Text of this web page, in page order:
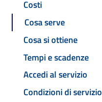
Costi
Cosa serve
Cosa si ottiene
Tempi e scadenze
Accedi al servizio
Condizioni di servizio